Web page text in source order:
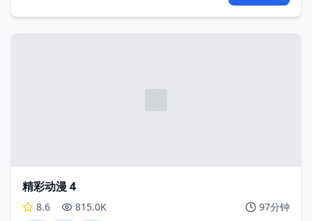
精彩动漫 4
8.6 815.0K 97分钟